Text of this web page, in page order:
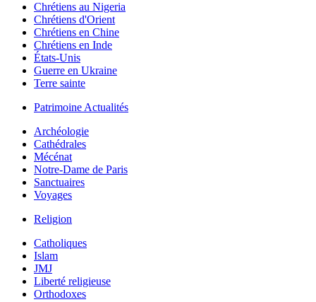
Chrétiens au Nigeria
Chrétiens d'Orient
Chrétiens en Chine
Chrétiens en Inde
États-Unis
Guerre en Ukraine
Terre sainte
Patrimoine Actualités
Archéologie
Cathédrales
Mécénat
Notre-Dame de Paris
Sanctuaires
Voyages
Religion
Catholiques
Islam
JMJ
Liberté religieuse
Orthodoxes